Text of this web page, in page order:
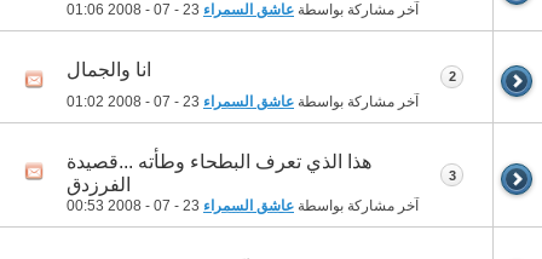
آخر مشاركة بواسطة عاشق السمراء 01:06
انا والجمال
آخر مشاركة بواسطة عاشق السمراء 01:02
2
هذا الذي تعرف البطحاء وطأته ...قصيدة
الفرزدق
آخر مشاركة بواسطة عاشق السمراء 00:53
3